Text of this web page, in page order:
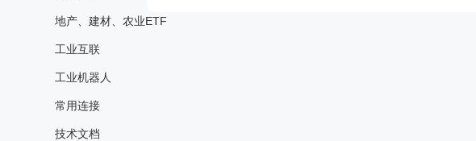
地产、建材、农业ETF
工业互联
工业机器人
常用连接
技术文档